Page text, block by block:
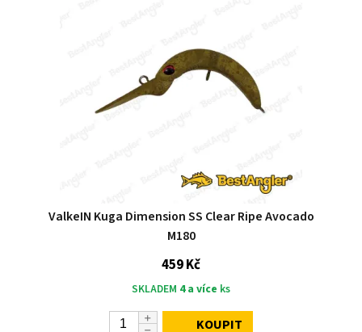
ValkeIN Kuga Dimension SS Clear Ripe Avocado
M180
459 Kč
SKLADEM 4 a více ks
KOUPIT